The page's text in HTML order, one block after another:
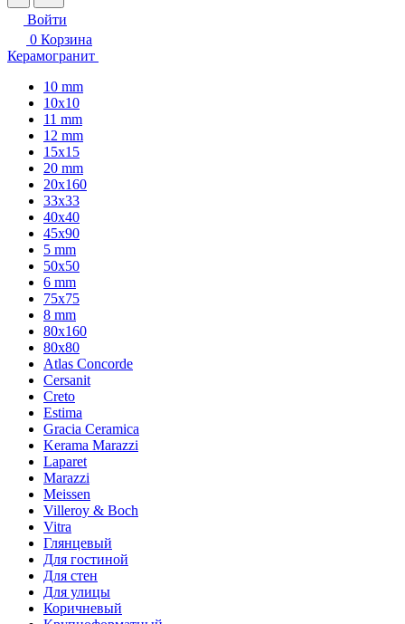
Войти
0 Корзина
Керамогранит
10 mm
10x10
11 mm
12 mm
15x15
20 mm
20х160
33x33
40х40
45x90
5 mm
50x50
6 mm
75х75
8 mm
80x160
80x80
Atlas Concorde
Cersanit
Creto
Estima
Gracia Ceramica
Kerama Marazzi
Laparet
Marazzi
Meissen
Villeroy & Boch
Vitra
Глянцевый
Для гостиной
Для стен
Для улицы
Коричневый